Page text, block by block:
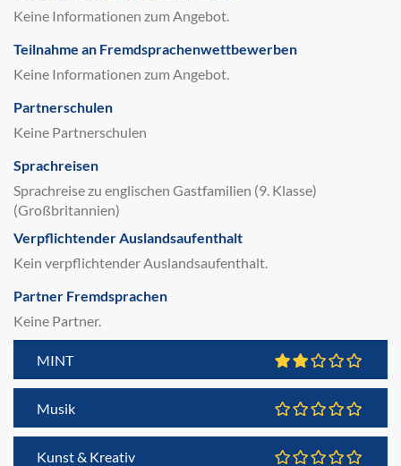
Keine Informationen zum Angebot.
Teilnahme an Fremdsprachenwettbewerben
Keine Informationen zum Angebot.
Partnerschulen
Keine Partnerschulen
Sprachreisen
Sprachreise zu englischen Gastfamilien (9. Klasse)
(Großbritannien)
Verpflichtender Auslandsaufenthalt
Kein verpflichtender Auslandsaufenthalt.
Partner Fremdsprachen
Keine Partner.
MINT
Musik
Kunst & Kreativ